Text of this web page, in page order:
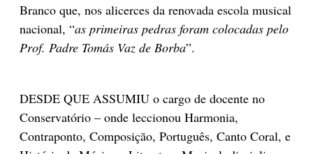
Branco que, nos a­licerces da renovada escola musical
nacional, “as primeiras pedras foram colocadas pelo
Prof. Padre Tomás Vaz de Borba”.
DESDE QUE ASSUMIU o cargo de docente no
Conservatório – onde leccionou Harmonia,
Contraponto, Composição, Português, Canto Coral, e